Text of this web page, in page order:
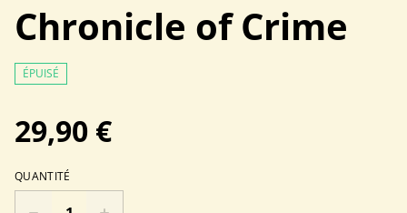
Chronicle of Crime
ÉPUISÉ
29,90 €
QUANTITÉ